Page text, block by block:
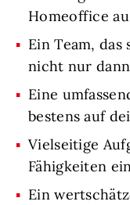
Homeoffice
Ein Team,
nicht nur
Eine
bestens auf
Vielseitige
Fähigkeiten
Ein